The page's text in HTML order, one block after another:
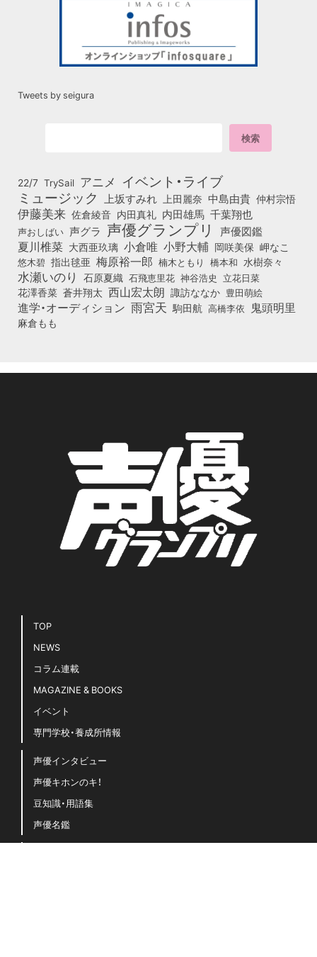
Tweets by seigura
22/7 TrySail アニメ イベント・ライブ
ミュージック 上坂すみれ 上田麗奈 中島由貴 仲村宗悟
伊藤美来 佐倉綾音 内田真礼 内田雄馬 千葉翔也
声おしばい 声グラ 声優グランプリ 声優図鑑
夏川椎菜 大西亜玖璃 小倉唯 小野大輔 岡咲美保 岬なこ
悠木碧 指出毬亜 梅原裕一郎 楠木ともり 橋本和 水樹奈々
水瀬いのり 石原夏織 石飛恵里花 神谷浩史 立花日菜
花澤香菜 蒼井翔太 西山宏太朗 諏訪ななか 豊田萌絵
進学・オーディション 雨宮天 駒田航 高橋李依 鬼頭明里
麻倉もも
TOP
NEWS
コラム連載
MAGAZINE & BOOKS
イベント
専門学校・養成所情報
声優インタビュー
声優キホンのキ！
豆知識・用語集
声優名鑑